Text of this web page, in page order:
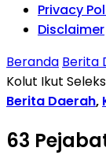
Privacy
Disclaimer
Beranda Berita
Kolut Ikut
Berita Daerah,
63